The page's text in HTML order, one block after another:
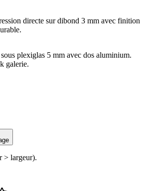
directe sur dibond 3 mm avec finition
plexiglas 5 mm avec dos aluminium.
galerie.
> largeur).